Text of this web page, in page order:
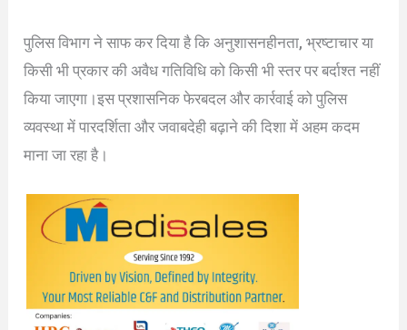
पुलिस विभाग ने साफ कर दिया है कि अनुशासनहीनता, भ्रष्टाचार या
किसी भी प्रकार की अवैध गतिविधि को किसी भी स्तर पर बर्दाश्त नहीं
किया जाएगा।इस प्रशासनिक फेरबदल और कार्रवाई को पुलिस
व्यवस्था में पारदर्शिता और जवाबदेही बढ़ाने की दिशा में अहम कदम
माना जा रहा है।